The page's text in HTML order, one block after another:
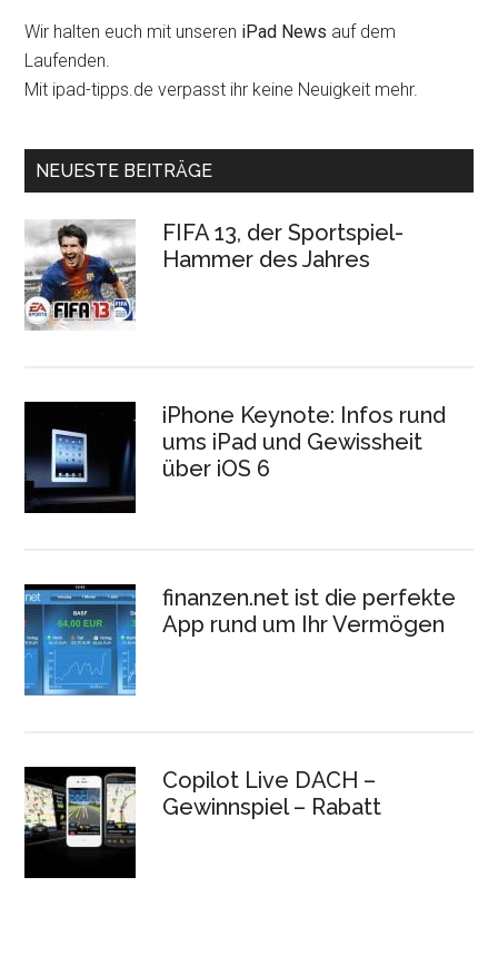
Wir halten euch mit unseren iPad News auf dem
Laufenden.
Mit ipad-tipps.de verpasst ihr keine Neuigkeit mehr.
NEUESTE BEITRÄGE
FIFA 13, der Sportspiel-
Hammer des Jahres
iPhone Keynote: Infos rund
ums iPad und Gewissheit
über iOS 6
finanzen.net ist die perfekte
App rund um Ihr Vermögen
Copilot Live DACH –
Gewinnspiel – Rabatt